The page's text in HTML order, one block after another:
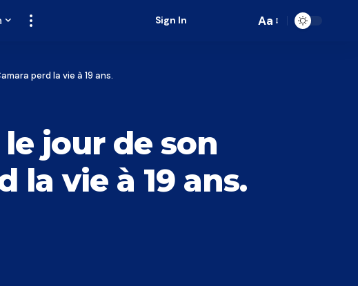
Sign In
Font
Aa
perd la vie à 19 ans.
jour de son
la vie à 19 ans.